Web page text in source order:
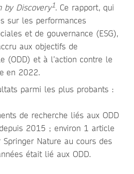
by Discovery1. Ce rapport, qui
sur les performances
et de gouvernance (ESG),
aux objectifs de
(ODD) et à l’action contre le
en 2022.
parmi les plus probants :
de recherche liés aux ODD
2015 ; environ 1 article
Nature au cours des
était lié aux ODD.